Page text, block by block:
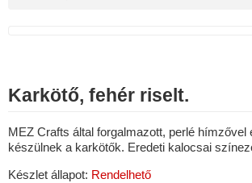
Karkötő, fehér riselt.
MEZ Crafts által forgalmazott, perlé hímzővel
készülnek a karkötők. Eredeti kalocsai
Készlet állapot: Rendelhető